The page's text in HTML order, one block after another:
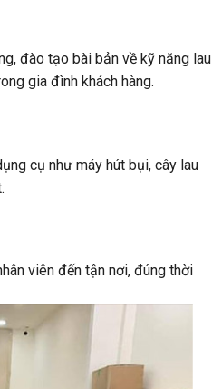
đào tạo bài bản về kỹ năng lau
gia đình khách hàng.
cụ như máy hút bụi, cây lau
viên đến tận nơi, đúng thời